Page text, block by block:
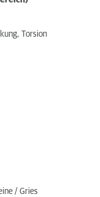
Torsion
/ Gries